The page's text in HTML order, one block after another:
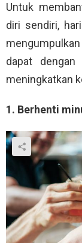
Untuk
diri sendiri,
dapat
meningkatkan
1. Berhenti